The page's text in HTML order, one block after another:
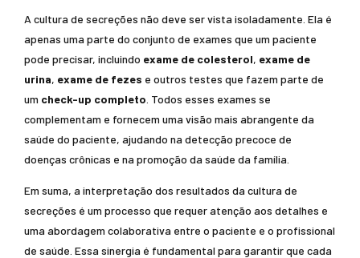
A cultura de secreções não deve ser vista isoladamente. Ela é
apenas uma parte do conjunto de exames que um paciente
pode precisar, incluindo exame de colesterol, exame de
urina, exame de fezes e outros testes que fazem parte de
um check-up completo . Todos esses exames se
complementam e fornecem uma visão mais abrangente da
saúde do paciente, ajudando na detecção precoce de
doenças crônicas e na promoção da saúde da família.
Em suma, a interpretação dos resultados da cultura de
secreções é um processo que requer atenção aos detalhes e
uma abordagem colaborativa entre o paciente e o profissional
de saúde. Essa sinergia é fundamental para garantir que cada